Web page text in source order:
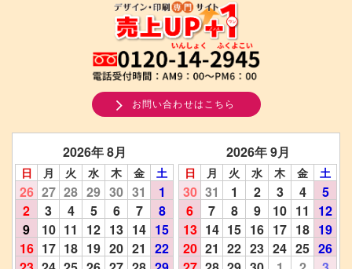
お問い合わせはこちら
2026年 8月
日 月 火 水 木 金 土
26 27 28 29 30 31
1
2
3 4 5 6 7
8
9
10 11 12 13 14 15
16 17 18 19 20 21
22
2026年 9月
日 月 火 水 木 金 土
30 31 1 2 3 4
5
6
7 8 9 10 11
12
13 14 15 16 17 18 19
20 21 22 23 24 25 26